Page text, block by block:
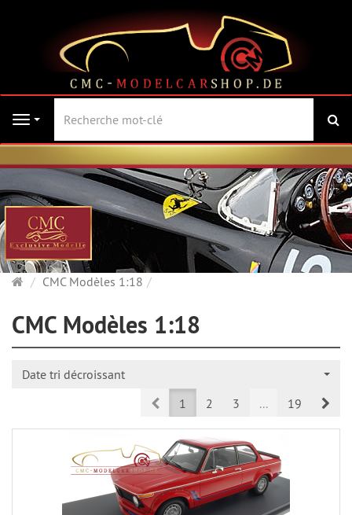
Navigation
PageCMC Modèles 1:18
CMC Modèles 1:18
Date tri décroissant
Prev1 2 3 ... 19